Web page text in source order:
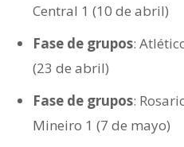
Central 1 (10 de abril)
Fase de grupos:
(23 de abril)
Fase de grupos:
Mineiro 1 (7 de mayo)